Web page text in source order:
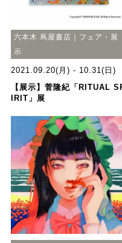
六本木 蔦屋書店｜フェア・展
示
2021.09.20(月) - 10.31(日)
【展示】菅隆紀「RITUAL
IRIT」展